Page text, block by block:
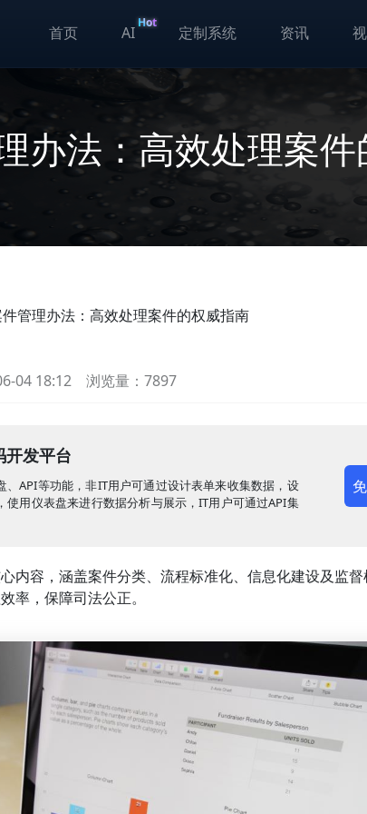
首页 AI
Hot
定制系统 资讯
办法：高效处理案
管理办法：高效处理案件的权威指南
04 18:12 浏览量：7897
开发平台
、API等功能，非IT用户可通过设计表单来收集数据，设
使用仪表盘来进行数据分析与展示，IT用户可通过API集
内容，涵盖案件分类、流程标准化、信息化建设及监督
率，保障司法公正。